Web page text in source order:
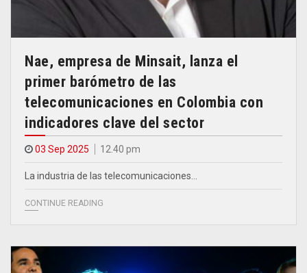
Nae, empresa de Minsait, lanza el
primer barómetro de las
telecomunicaciones en Colombia con
indicadores clave del sector
03 Sep 2025 12.40 pm
La industria de las telecomunicaciones…
CONTINUE READING